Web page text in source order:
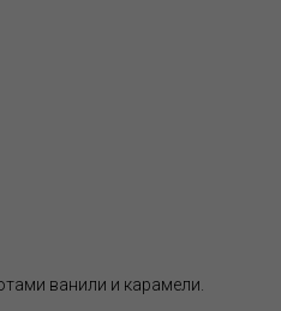
ванили и карамели.